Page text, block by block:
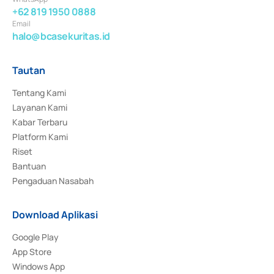
+62 819 1950 0888
Email
halo@bcasekuritas.id
Tautan
Tentang Kami
Layanan Kami
Kabar Terbaru
Platform Kami
Riset
Bantuan
Pengaduan Nasabah
Download Aplikasi
Google Play
App Store
Windows App